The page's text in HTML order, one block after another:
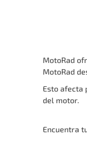
MotoRad
MotoRad
Esto afecta
del motor.
Encuentra